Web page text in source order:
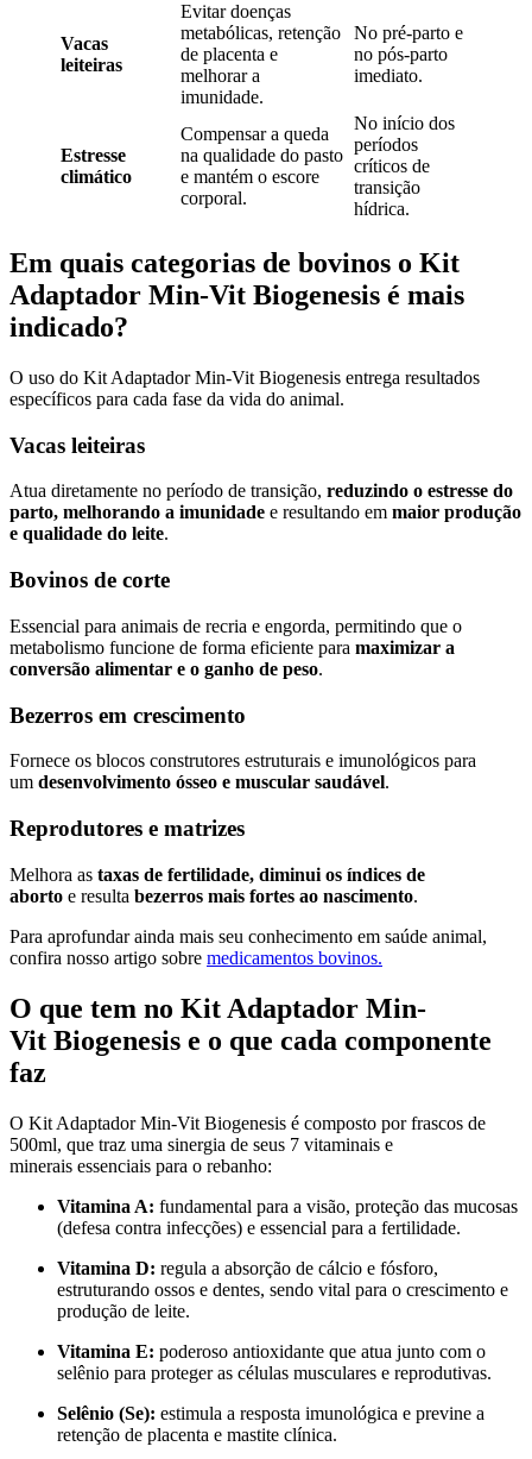
Vacas
leiteiras
Evitar doenças
metabólicas, retenção
de placenta e
melhorar a
imunidade.
No pré-parto e
no pós-parto
imediato.
Estresse
climático
Compensar a queda
na qualidade do pasto
e mantém o escore
corporal.
No início dos
períodos
críticos de
transição
hídrica.
Em quais categorias de bovinos o Kit
Adaptador Min-Vit Biogenesis é mais
indicado?
O uso do Kit Adaptador Min-Vit Biogenesis entrega resultados
específicos para cada fase da vida do animal.
Vacas leiteiras
Atua diretamente no período de transição, reduzindo o estresse do
parto, melhorando a imunidade e resultando em maior produção
e qualidade do leite.
Bovinos de corte
Essencial para animais de recria e engorda, permitindo que o
metabolismo funcione de forma eficiente para maximizar a
conversão alimentar e o ganho de peso.
Bezerros em crescimento
Fornece os blocos construtores estruturais e imunológicos para
um desenvolvimento ósseo e muscular saudável.
Reprodutores e matrizes
Melhora as taxas de fertilidade, diminui os índices de
aborto e resulta bezerros mais fortes ao nascimento.
Para aprofundar ainda mais seu conhecimento em saúde animal,
confira nosso artigo sobre medicamentos bovinos.
O que tem no Kit Adaptador Min-
Vit Biogenesis e o que cada componente
faz
O Kit Adaptador Min-Vit Biogenesis é composto por frascos de
500ml, que traz uma sinergia de seus 7 vitaminais e
minerais essenciais para o rebanho:
Vitamina A: fundamental para a visão, proteção das mucosas
(defesa contra infecções) e essencial para a fertilidade.
Vitamina D: regula a absorção de cálcio e fósforo,
estruturando ossos e dentes, sendo vital para o crescimento e
produção de leite.
Vitamina E: poderoso antioxidante que atua junto com o
selênio para proteger as células musculares e reprodutivas.
Selênio (Se): estimula a resposta imunológica e previne a
retenção de placenta e mastite clínica.